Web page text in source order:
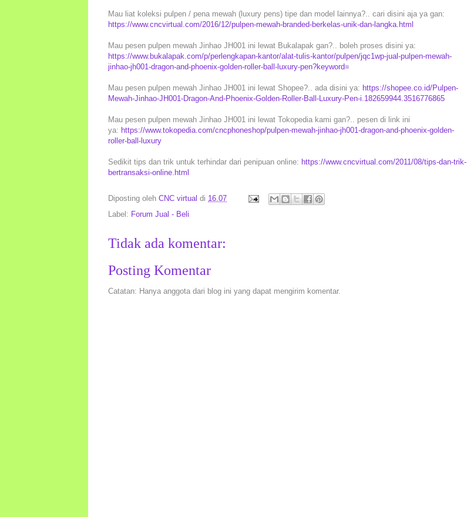
Mau liat koleksi pulpen / pena mewah (luxury pens) tipe dan model lainnya?.. cari disini aja ya gan:
https://www.cncvirtual.com/2016/12/pulpen-mewah-branded-berkelas-unik-dan-langka.html
Mau pesen pulpen mewah Jinhao JH001 ini lewat Bukalapak gan?.. boleh proses disini ya:
https://www.bukalapak.com/p/perlengkapan-kantor/alat-tulis-kantor/pulpen/jqc1wp-jual-pulpen-mewah-
jinhao-jh001-dragon-and-phoenix-golden-roller-ball-luxury-pen?keyword=
Mau pesen pulpen mewah Jinhao JH001 ini lewat Shopee?.. ada disini ya: https://shopee.co.id/Pulpen-
Mewah-Jinhao-JH001-Dragon-And-Phoenix-Golden-Roller-Ball-Luxury-Pen-i.182659944.3516776865
Mau pesen pulpen mewah Jinhao JH001 ini lewat Tokopedia kami gan?.. pesen di link ini
ya: https://www.tokopedia.com/cncphoneshop/pulpen-mewah-jinhao-jh001-dragon-and-phoenix-golden-
roller-ball-luxury
Sedikit tips dan trik untuk terhindar dari penipuan online: https://www.cncvirtual.com/2011/08/tips-dan-trik-
bertransaksi-online.html
Diposting oleh CNC virtual di 16.07
Label: Forum Jual - Beli
Tidak ada komentar:
Posting Komentar
Catatan: Hanya anggota dari blog ini yang dapat mengirim komentar.